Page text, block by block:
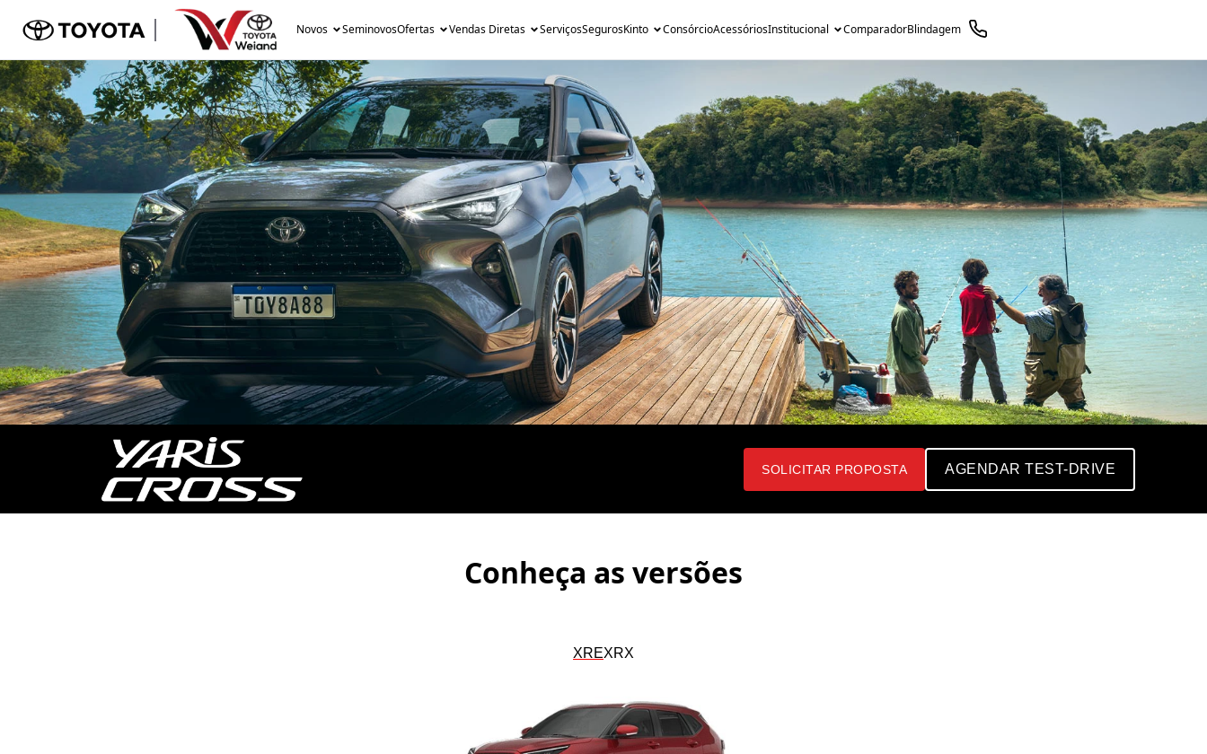
Novos SeminovosOfertas Vendas Diretas ServiçosSegurosKinto ConsórcioAcessóriosInstitucional ComparadorBlindagem
SOLICITAR PROPOSTA AGENDAR TEST-DRIVE
Conheça as versões
XREXRX